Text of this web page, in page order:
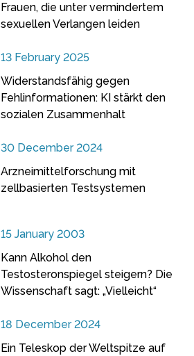
Frauen, die unter vermindertem
sexuellen Verlangen leiden
13 February 2025
Widerstandsfähig gegen
Fehlinformationen: KI stärkt den
sozialen Zusammenhalt
30 December 2024
Arzneimittelforschung mit
zellbasierten Testsystemen
15 January 2003
Kann Alkohol den
Testosteronspiegel steigern? Die
Wissenschaft sagt: „Vielleicht“
18 December 2024
Ein Teleskop der Weltspitze auf